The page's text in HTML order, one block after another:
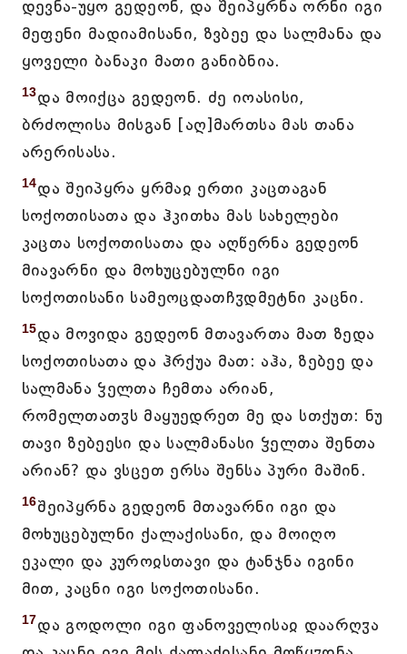
დევნა-უყო გედეონ, და შეიპყრნა ორნი იგი
მეფენი მადიამისანი, ზვბეე და სალმანა და
ყოველი ბანაკი მათი განიბნია.
13და მოიქცა გედეონ. ძე იოასისი,
ბრძოლისა მისგან [აღ]მართსა მას თანა
არერისასა.
14და შეიპყრა ყრმაჲ ერთი კაცთაგან
სოქოთისათა და ჰკითხა მას სახელები
კაცთა სოქოთისათა და აღწერნა გედეონ
მიავარნი და მოხუცებულნი იგი
სოქოთისანი სამეოცდათჩჳდმეტნი კაცნი.
15და მოვიდა გედეონ მთავართა მათ ზედა
სოქოთისათა და ჰრქუა მათ: აჰა, ზებეე და
სალმანა ჴელთა ჩემთა არიან,
რომელთათჳს მაყუედრეთ მე და სთქუთ: ნუ
თავი ზებეესი და სალმანასი ჴელთა შენთა
არიან? და ვსცეთ ერსა შენსა პური მაშინ.
16შეიპყრნა გედეონ მთავარნი იგი და
მოხუცებულნი ქალაქისანი, და მოიღო
ეკალი და კუროჲსთავი და ტანჯნა იგინი
მით, კაცნი იგი სოქოთისანი.
17და გოდოლი იგი ფანოველისაჲ დაარღჳა